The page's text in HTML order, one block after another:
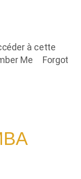
à cette
Me Forgot